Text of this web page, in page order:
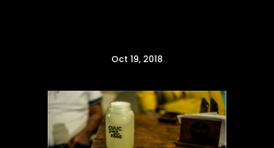
Oct 19, 2018